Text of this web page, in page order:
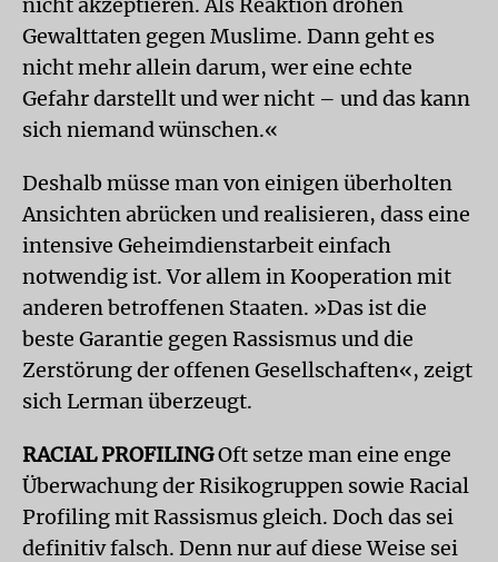
Gewalttaten gegen Muslime. Dann geht es
nicht mehr allein darum, wer eine echte
Gefahr darstellt und wer nicht – und das kann
sich niemand wünschen.«
Deshalb müsse man von einigen überholten
Ansichten abrücken und realisieren, dass eine
intensive Geheimdienstarbeit einfach
notwendig ist. Vor allem in Kooperation mit
anderen betroffenen Staaten. »Das ist die
beste Garantie gegen Rassismus und die
Zerstörung der offenen Gesellschaften«, zeigt
sich Lerman überzeugt.
RACIAL PROFILINGOft setze man eine enge
Überwachung der Risikogruppen sowie Racial
Profiling mit Rassismus gleich. Doch das sei
definitiv falsch. Denn nur auf diese Weise sei